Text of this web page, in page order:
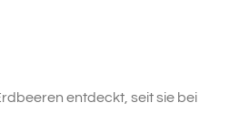
entdeckt, seit sie bei